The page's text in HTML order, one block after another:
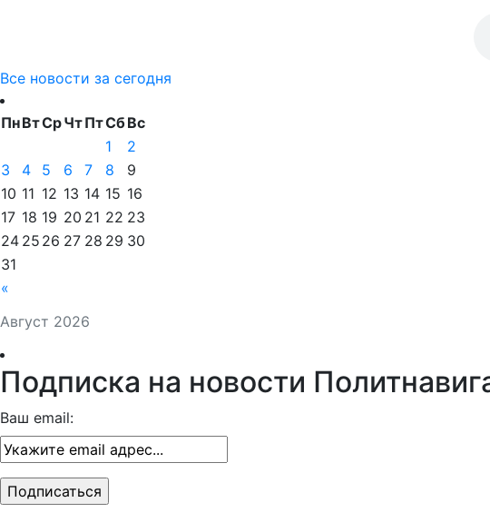
Все новости за сегодня
Август 2026
ПнВтСрЧтПтСбВс
«
1
2
3
4 5 6 7 8
9
10 11 12 13 14 15 16
17 18 19 20 21 22 23
24 25 26 27 28 29 30
31
Подписка на новости
Ваш email: